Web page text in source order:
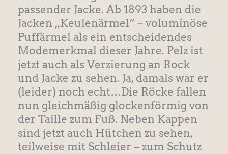
passender Jacke. Ab 1893 haben die
Jacken „Keulenärmel“ – voluminöse
Puffärmel als ein entscheidendes
Modemerkmal dieser Jahre. Pelz ist
jetzt auch als Verzierung an Rock
und Jacke zu sehen. Ja, damals war er
(leider) noch echt…Die Röcke fallen
nun gleichmäßig glockenförmig von
der Taille zum Fuß. Neben Kappen
sind jetzt auch Hütchen zu sehen,
teilweise mit Schleier – zum Schutz